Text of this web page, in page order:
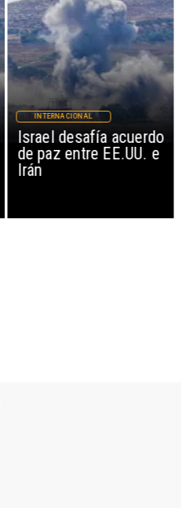
Israel desafía acuerdo
de paz entre EE.UU. e
Irán
INTERNACIONAL